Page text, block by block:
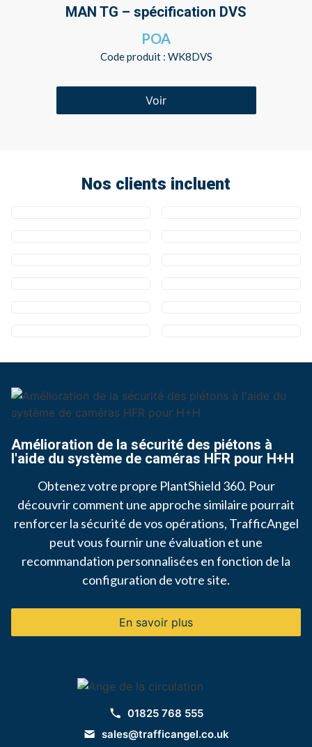
MAN TG – spécification DVS
POA
Code produit : WK8DVS
Voir
Nos clients incluent
Amélioration de la sécurité des piétons à
l'aide du système de caméras HFR pour H+H
Obtenez votre propre PlantShield 360. Pour
découvrir comment une approche similaire pourrait
renforcer la sécurité de vos opérations, TrafficAngel
peut vous fournir une évaluation et une
recommandation personnalisées en fonction de la
configuration de votre site.
En savoir plus
01825 768 555
sales@trafficangel.co.uk